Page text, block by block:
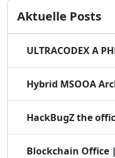
Aktuelle Posts
ULTRACODEX A
Hybrid MSOOA
HackBugZ the
Blockchain Office